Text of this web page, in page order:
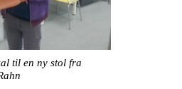
til en ny stol fra